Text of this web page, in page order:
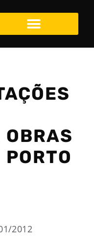
OBRAS
PORTO
2012